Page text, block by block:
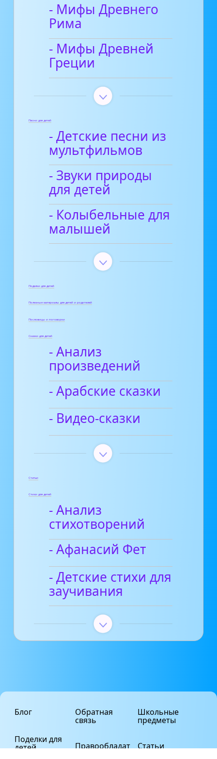
- Мифы Древнего
Рима
- Мифы Древней
Греции
Песни для детей
- Детские песни из
мультфильмов
- Звуки природы
для детей
- Колыбельные для
малышей
Поделки для детей
Полезные материалы для детей и родителей
Пословицы и поговорки
Сказки для детей
- Анализ
произведений
- Арабские сказки
- Видео-сказки
Статьи
Стихи для детей
- Анализ
стихотворений
- Афанасий Фет
- Детские стихи для
заучивания
Блог
Поделки для
детей
Обратная
связь
Правообладат
Школьные
предметы
Статьи